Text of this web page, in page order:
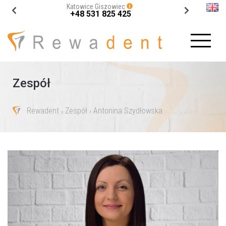
Katowice Giszowiec
+48 531 825 425
Zespół
Rewadent › Zespół › Antonina Szydłowska